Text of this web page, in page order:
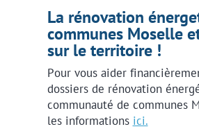
La rénovation
communes Moselle
sur le territoire !
Pour vous aider
dossiers de rénovation
communauté de communes
les informations ici.